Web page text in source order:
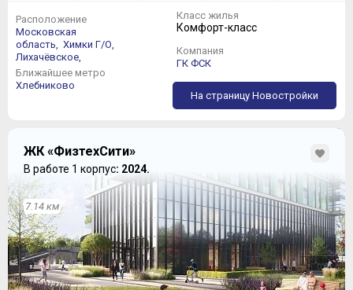
Расположение
Московская
область, Химки Г/О,
Лихачёвское,
Ближайшее метро
Хлебниково
Класс жилья
Комфорт-класс
Компания
ГК ФСК
На страницу Новостройки
ЖК «ФизтехСити»
В работе 1 корпус: 2024.
7.14 км